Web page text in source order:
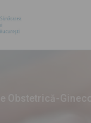
Obstetrică-